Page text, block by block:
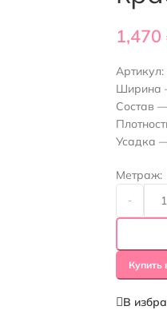
1,470
Артикул:
Ширина
Состав
Усадка
Метраж:
-
Купить
В